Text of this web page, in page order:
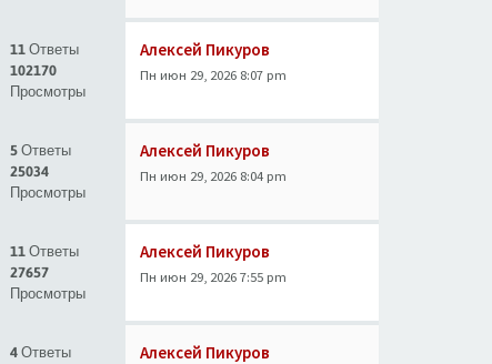
11 Ответы
102170
Просмотры
Алексей Пикуров
Пн июн 29, 2026 8:07 pm
5 Ответы
25034
Просмотры
Алексей Пикуров
Пн июн 29, 2026 8:04 pm
11 Ответы
27657
Просмотры
Алексей Пикуров
Пн июн 29, 2026 7:55 pm
4 Ответы
Алексей Пикуров